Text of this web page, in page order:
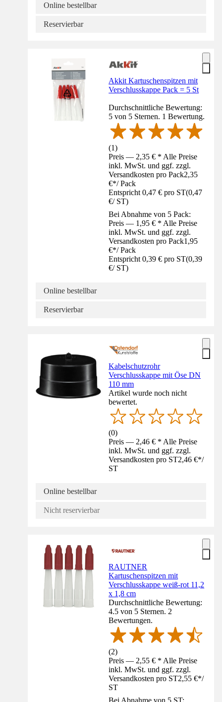
Online bestellbar
Reservierbar
Akkit Kartuschenspitzen mit
Verschlusskappe Pack = 5 St
Durchschnittliche Bewertung:
5 von 5 Sternen. 1 Bewertung.
(1)
Preis — 2,35 € * Alle Preise
inkl. MwSt. und ggf. zzgl.
Versandkosten pro Pack2,35
€*/ Pack
Entspricht 0,47 € pro ST(0,47
€/ ST)
Bei Abnahme von 5 Pack:
Preis — 1,95 € * Alle Preise
inkl. MwSt. und ggf. zzgl.
Versandkosten pro Pack1,95
€*/ Pack
Entspricht 0,39 € pro ST(0,39
€/ ST)
Online bestellbar
Reservierbar
Kabelschutzrohr
Verschlusskappe mit Öse DN
110 mm
Artikel wurde noch nicht
bewertet.
(0)
Preis — 2,46 € * Alle Preise
inkl. MwSt. und ggf. zzgl.
Versandkosten pro ST2,46 €*/
ST
Online bestellbar
Nicht reservierbar
RAUTNER
Kartuschenspitzen mit
Verschlusskappe weiß-rot 11,2
x 1,8 cm
Durchschnittliche Bewertung:
4.5 von 5 Sternen. 2
Bewertungen.
(2)
Preis — 2,55 € * Alle Preise
inkl. MwSt. und ggf. zzgl.
Versandkosten pro ST2,55 €*/
ST